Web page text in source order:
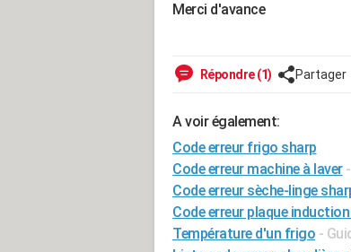
Merci d'avance
Répondre (1) Partager
A voir également:
Code erreur frigo sharp
Code erreur machine à laver
Code erreur sèche-linge
Code erreur plaque
Température d'un frigo -